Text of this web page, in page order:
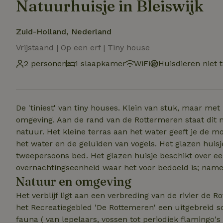
Natuurhuisje in Bleiswijk
Zuid-Holland, Nederland
Vrijstaand | Op een erf | Tiny house
2 personen
1 slaapkamer WiFi Huisdieren niet
De 'tiniest' van tiny houses. Klein van stuk, maar
omgeving. Aan de rand van de Rottermeren staat
natuur. Het kleine terras aan het water geeft je de
het water en de geluiden van vogels. Het glazen
tweepersoons bed. Het glazen huisje beschikt over
overnachtingseenheid waar het voor bedoeld is;
Natuur en omgeving
Het verblijf ligt aan een verbreding van de rivier de
het Recreatiegebied 'De Rottemeren' een uitgebreid
fauna ( van lepelaars, vossen tot periodiek